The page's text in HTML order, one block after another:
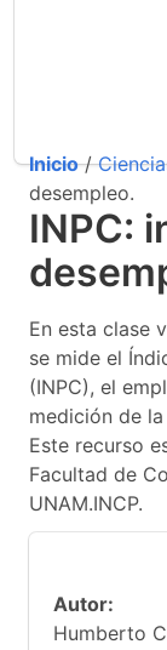
Inicio/
desempleo.
INPC:
En esta clase
se mide el
(INPC), el
medición de
Este recurso
Facultad de
UNAM.INCP.
Autor:
Humberto